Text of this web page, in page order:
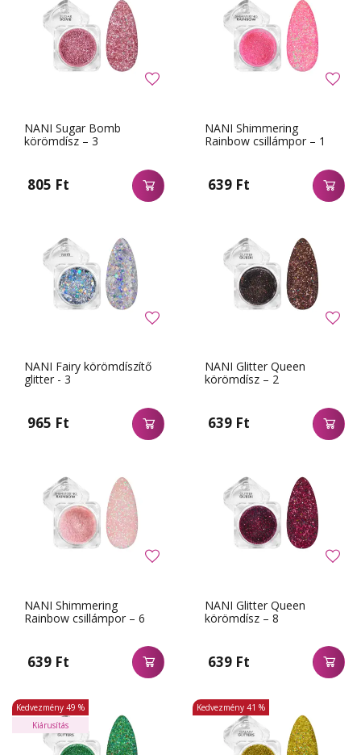
NANI Sugar Bomb
körömdísz – 3
805 Ft
NANI Shimmering
Rainbow csillámpor – 1
639 Ft
NANI Fairy körömdíszítő
glitter - 3
965 Ft
NANI Glitter Queen
körömdísz – 2
639 Ft
NANI Shimmering
Rainbow csillámpor – 6
639 Ft
NANI Glitter Queen
körömdísz – 8
639 Ft
Kedvezmény 49 %
Kiárusítás
Kedvezmény 41 %